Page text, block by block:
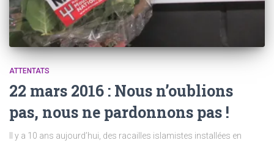
ATTENTATS
22 mars 2016 : Nous n’oublions
pas, nous ne pardonnons pas !
Il y a 10 ans aujourd’hui, des racailles islamistes installées en